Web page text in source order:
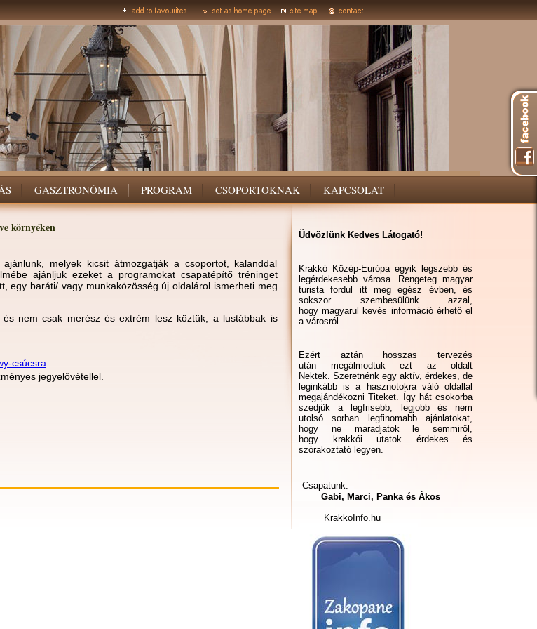
GASZTRONÓMIA PROGRAM CSOPORTOKNAK KAPCSOLAT
környéken
melyek kicsit átmozgatják a csoportot, kalanddal
ajánljuk ezeket a programokat csapatépítő tréninget
egy baráti/ vagy munkaközösség új oldalárol ismerheti meg
nem csak merész és extrém lesz köztük, a lustábbak is
csúcsra
jegyelővétellel.
Üdvözlünk Kedves Látogató!
Krakkó Közép-Európa egyik legszebb és
legérdekesebb városa. Rengeteg magyar
turista fordul itt meg egész évben, és
sokszor szembesülünk azzal,
hogy magyarul kevés információ érhető el
a városról.
Ezért aztán hosszas tervezés
után megálmodtuk ezt az oldalt
Nektek. Szeretnénk egy aktív, érdekes, de
leginkább is a hasznotokra váló oldallal
megajándékozni Titeket. Így hát csokorba
szedjük a legfrisebb, legjobb és nem
utolsó sorban legfinomabb ajánlatokat,
hogy ne maradjatok le semmiről,
hogy krakkói utatok érdekes és
szórakoztató legyen.
Csapatunk:
Gabi, Marci, Panka és Ákos
KrakkoInfo.hu